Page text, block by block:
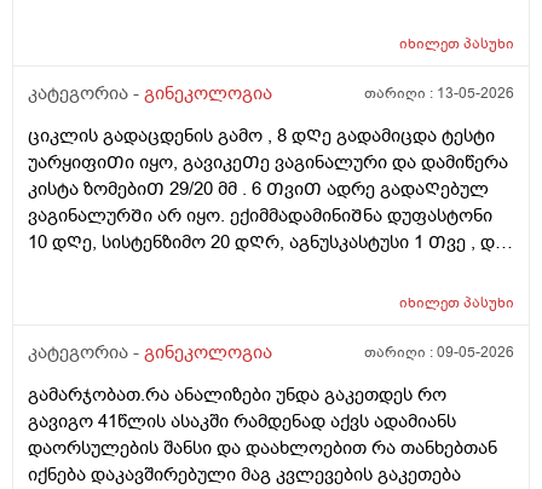
იხილეთპასუხი
კატეგორია - გინეკოლოგია თარიღი : 13-05-2026
ციკლის გადაცდენის გამო , 8 დᲦე გადამიცდა ტესტი
უარყიფიᲗი იყო, გავიკეᲗე ვაგინალური და დამიწერა
კისტა ზომებიᲗ 29/20 მმ . 6 ᲗვიᲗ ადრე გადაᲦებულ
ვაგინალურᲨი არ იყო. ექიმმადამინიᲨნა დუფასტონი
10 დᲦე, სისტენზიმო 20 დᲦრ, აგნუსკასტუსი 1 Თვე , და
რამდენადსაყურადᲦებოა და Თუ დაეხმარება ეს
იხილეთპასუხი
კატეგორია - გინეკოლოგია თარიღი :09-05-2026
გამარჯობათ.რა ანალიზები უნდა გაკეთდეს რო
გავიგო 41წლის ასაკში რამდენად აქვს ადამიანს
დაორსულების შანსი და დაახლოებით რა თანხებთან
იქნება დაკავშირებული მაგ კვლევების გაკეთება